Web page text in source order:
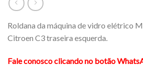
Roldana da máquina de vidro elétrico
Citroen C3 traseira esquerda.
Fale conosco clicando no botão